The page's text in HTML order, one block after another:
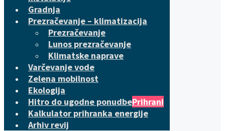
Gradnja
Prezračevanje – klimatizacija
Prezračevanje
Lunos prezračevanje
Klimatske naprave
Varčevanje vode
Zelena mobilnost
Ekologija
Hitro do ugodne ponudbePrihrani
Kalkulator prihranka energije
Arhiv revij